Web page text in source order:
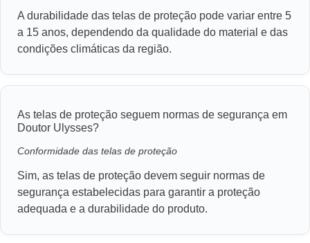
A durabilidade das telas de proteção pode variar entre 5
a 15 anos, dependendo da qualidade do material e das
condições climáticas da região.
As telas de proteção seguem normas de segurança em
Doutor Ulysses?
Conformidade das telas de proteção
Sim, as telas de proteção devem seguir normas de
segurança estabelecidas para garantir a proteção
adequada e a durabilidade do produto.